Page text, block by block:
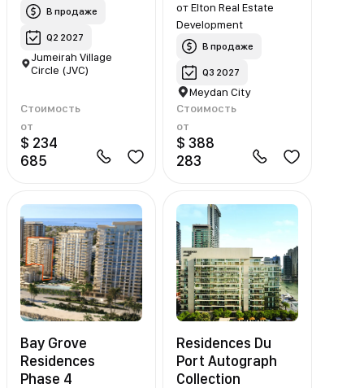
В продаже
Q2 2027
Jumeirah Village
Circle (JVC)
Стоимость
от
$ 234
685
отElton Real Estate
Development
В продаже
Q3 2027
Meydan City
Стоимость
от
$ 388
283
Bay Grove
Residences
Phase 4
Residences Du
Port Autograph
Collection